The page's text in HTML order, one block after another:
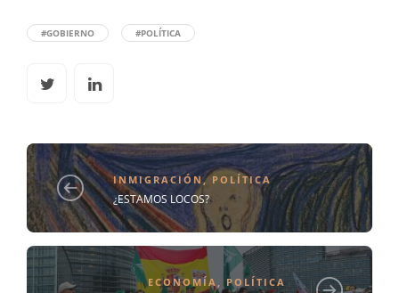
#GOBIERNO #POLÍTICA
INMIGRACIÓN, POLÍTICA
¿ESTAMOS LOCOS?
ECONOMÍA, POLÍTICA